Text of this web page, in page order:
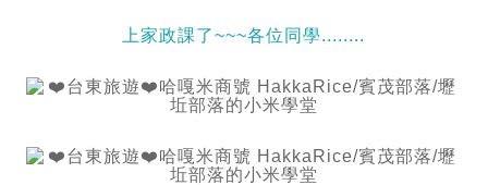
上家政課了~~~各位同學........